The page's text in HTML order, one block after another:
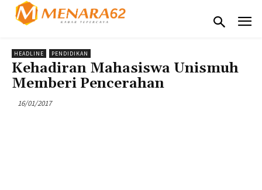
HEADLINE PENDIDIKAN
Kehadiran Mahasiswa Unismuh
Memberi Pencerahan
16/01/2017